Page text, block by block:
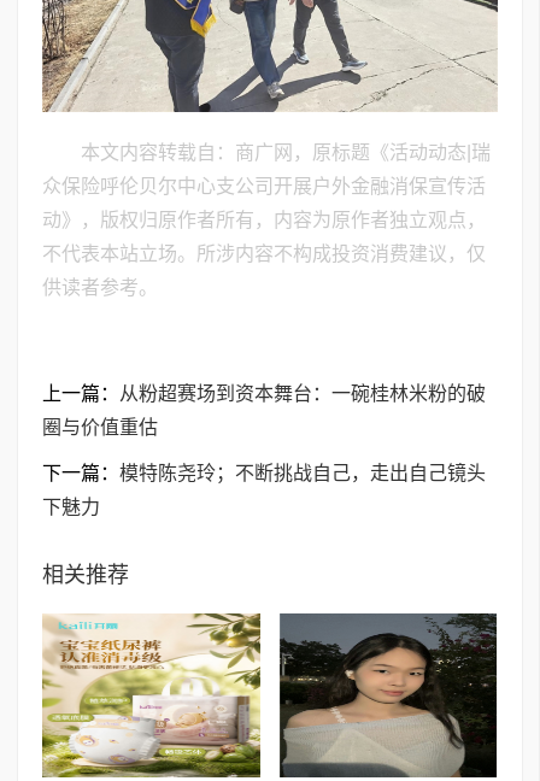
本文内容转载自：商广网，原标题《活动动态|瑞
众保险呼伦贝尔中心支公司开展户外金融消保宣传活
动》，版权归原作者所有，内容为原作者独立观点，
不代表本站立场。所涉内容不构成投资消费建议，仅
供读者参考。
上一篇：
从粉超赛场到资本舞台：一碗桂林米粉的破
圈与价值重估
下一篇： 模特陈尧玲；不断挑战自己，走出自己镜头
下魅力
相关推荐